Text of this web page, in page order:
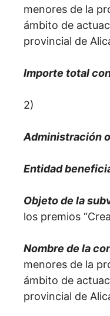
menores de la
ámbito de
provincial de
Importe total
2)
Administración
Entidad
Objeto de la
los premios
Nombre de la
menores de la
ámbito de
provincial de